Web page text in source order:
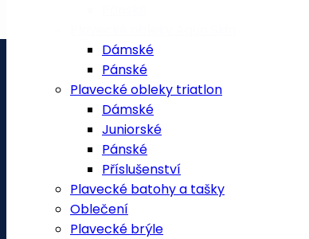
Dámské
Pánské
Plavecké obleky triatlon
Dámské
Juniorské
Pánské
Příslušenství
Plavecké batohy a tašky
Oblečení
Plavecké brýle